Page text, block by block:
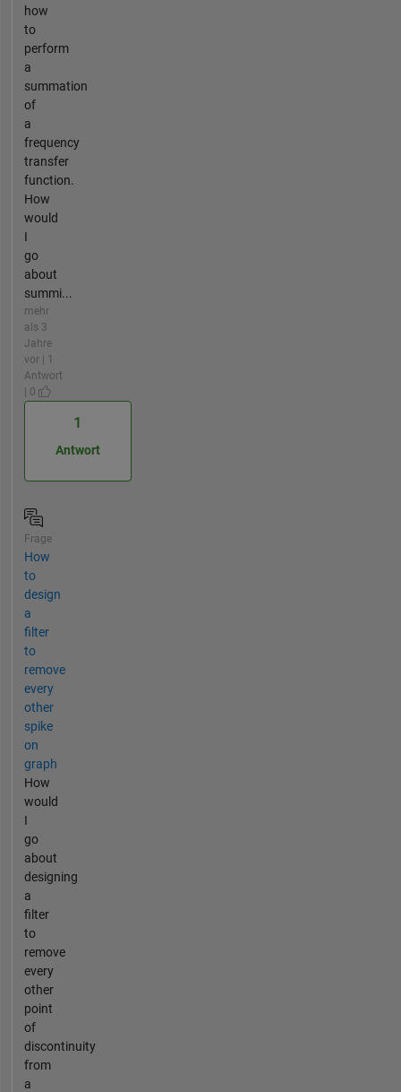
how
to
perform
a
summation
of
a
frequency
transfer
function.
How
would
I
go
about
summi...
mehr
als 3
Jahre
vor | 1
Antwort
| 0
1
Antwort
Frage
How
to
design
a
filter
to
remove
every
other
spike
on
graph
How
would
I
go
about
designing
a
filter
to
remove
every
other
point
of
discontinuity
from
a